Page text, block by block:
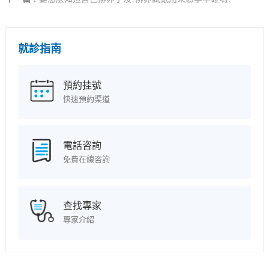
就診指南
預約挂號
快速預約渠道
電話咨詢
免費在線咨詢
查找專家
專家介紹